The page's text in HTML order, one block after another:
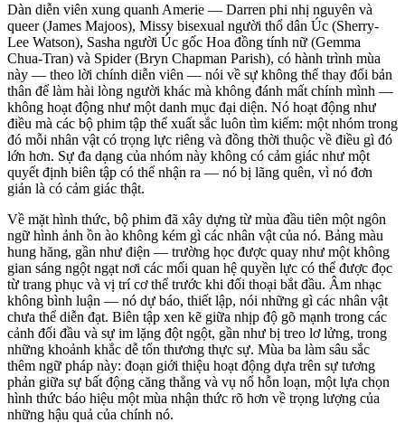
Dàn diễn viên xung quanh Amerie — Darren phi nhị nguyên và
queer (James Majoos), Missy bisexual người thổ dân Úc (Sherry-
Lee Watson), Sasha người Úc gốc Hoa đồng tính nữ (Gemma
Chua-Tran) và Spider (Bryn Chapman Parish), có hành trình mùa
này — theo lời chính diễn viên — nói về sự không thể thay đổi bản
thân để làm hài lòng người khác mà không đánh mất chính mình —
không hoạt động như một danh mục đại diện. Nó hoạt động như
điều mà các bộ phim tập thể xuất sắc luôn tìm kiếm: một nhóm trong
đó mỗi nhân vật có trọng lực riêng và đồng thời thuộc về điều gì đó
lớn hơn. Sự đa dạng của nhóm này không có cảm giác như một
quyết định biên tập có thể nhận ra — nó bị lãng quên, vì nó đơn
giản là có cảm giác thật.
Về mặt hình thức, bộ phim đã xây dựng từ mùa đầu tiên một ngôn
ngữ hình ảnh ồn ào không kém gì các nhân vật của nó. Bảng màu
hung hăng, gần như điện — trường học được quay như một không
gian sáng ngột ngạt nơi các mối quan hệ quyền lực có thể được đọc
từ trang phục và vị trí cơ thể trước khi đối thoại bắt đầu. Âm nhạc
không bình luận — nó dự báo, thiết lập, nói những gì các nhân vật
chưa thể diễn đạt. Biên tập xen kẽ giữa nhịp độ gõ mạnh trong các
cảnh đối đầu và sự im lặng đột ngột, gần như bị treo lơ lửng, trong
những khoảnh khắc dễ tổn thương thực sự. Mùa ba làm sâu sắc
thêm ngữ pháp này: đoạn giới thiệu hoạt động dựa trên sự tương
phản giữa sự bất động căng thẳng và vụ nổ hỗn loạn, một lựa chọn
hình thức báo hiệu một mùa nhận thức rõ hơn về trọng lượng của
những hậu quả của chính nó.